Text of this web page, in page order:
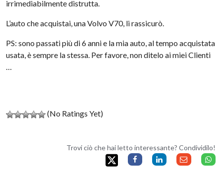
irrimediabilmente distrutta.
L’auto che acquistai, una Volvo V70, li rassicurò.
PS: sono passati più di 6 anni e la mia auto, al tempo acquistata
usata, è sempre la stessa. Per favore, non ditelo ai miei Clienti
(No Ratings Yet)
Trovi ciò che hai letto interessante? Condividilo!